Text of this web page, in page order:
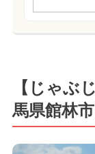
【じゃぶ
馬県館林市